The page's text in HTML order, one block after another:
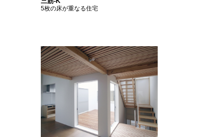
5枚の床が重なる住宅